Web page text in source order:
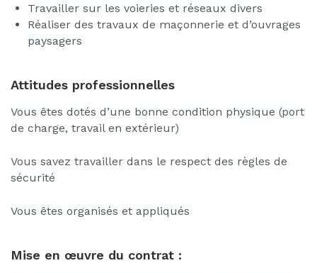
Travailler sur les voieries et réseaux divers
Réaliser des travaux de maçonnerie et d’ouvrages
paysagers
Attitudes professionnelles
Vous êtes dotés d’une bonne condition physique (port
de charge, travail en extérieur)
Vous savez travailler dans le respect des règles de
sécurité
Vous êtes organisés et appliqués
Mise en œuvre du contrat :